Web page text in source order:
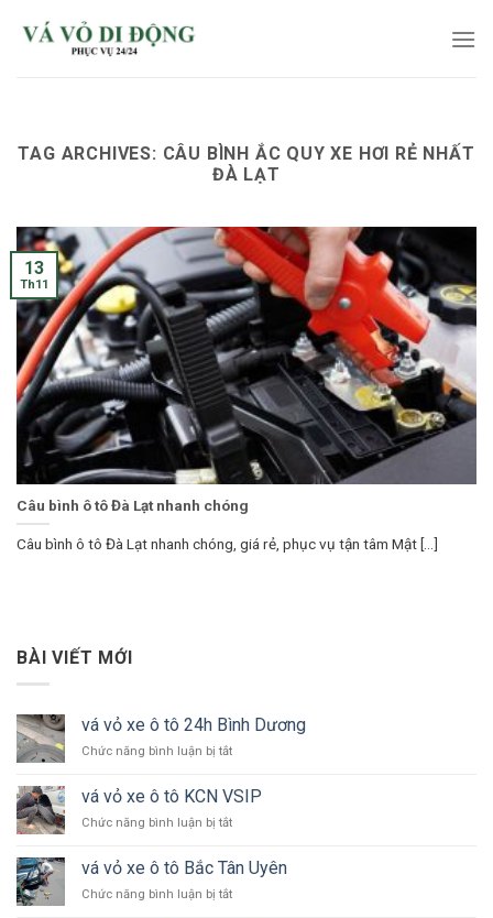
TAG ARCHIVES: CÂU BÌNH ẮC QUY XE HƠI RẺ NHẤT
ĐÀ LẠT
Câu bình ô tô Đà Lạt nhanh chóng
Câu bình ô tô Đà Lạt nhanh chóng, giá rẻ, phục vụ tận tâm Mật [...]
13
Th11
BÀI VIẾT MỚI
vá vỏ xe ô tô 24h Bình Dương
Chức năng bình luận bị tắtở
vỏ
xe
ô
24h
Dương
vá vỏ xe ô tô KCN VSIP
Chức năng bình luận bị tắtở
vỏ
xe
ô
vá vỏ xe ô tô Bắc Tân Uyên
Chức năng bình luận bị tắtở